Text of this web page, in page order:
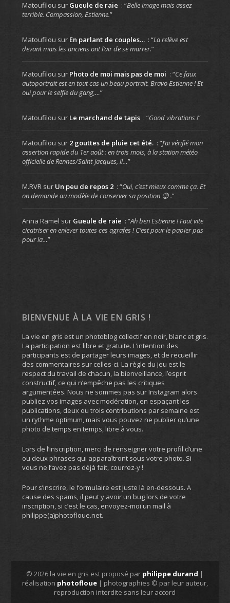
Matoufilou sur Gueule de raie : “Belle image mais assez
terrible. Compassion, Estienne.”
Matoufilou sur En parlant de couples… : “La relève est
devant mais les anciens ont l’air de se marrer.”
Matoufilou sur Photo de moi mais pas de moi : “Ce faux
autoportrait est en tout cas un beau portrait. Bravo Estienne ! Et
oui pour le selfie du gang,…”
Matoufilou sur Le marchand de tapis : “Good vibrations !”
Matoufilou sur 2 gouttes de pluie cet été. : “J’ai vérifié mon
assertion rapide du 1er août : en trois mois, à la station météo
officielle de Rennes/Saint-Jacques, il…”
M.RVRsur Un peu de repos 2 : “Oui, c’est mieux comme ça. Et
on demande au modèle de conserver sa position 😉 .”
Anna Ramel sur Gueule de raie : “Ah ben Estienne ! Faut vite
cicatriser en enlever toutes ces agrafes ! C’est pour le papier pas
pour la…”
BIENVENUE À LA VIE EN GRIS !
La vie en gris est un photoblog collectif en noir, blanc et gris.
La participation est libre et gratuite. L’intention des
participants est de partager leurs images, et de recueillir
des commentaires sur celles-ci. La règle du jeu est le
respect du travail de chacun, la bienveillance, l’esprit
constructif, ce qui n’empêche pas les critiques
argumentées. Nous ne sommes pas sur Instagram alors
publiez vos images avec modération, en espaçant les
publications, deux ou trois contributions par semaine est
un rythme optimum, mais vous pouvez ne publier qu’une
photo de temps en temps, libre à vous.
Lors de l’inscription, merci de renseigner votre profil d’une
ou deux phrases qui apparaîtront sous votre photo. Si
vous ne l’avez pas déjà fait, courrez-y !
Pour s’inscrire, le formulaire est juste là en-dessous. A
cause des spams, il peut y avoir un bug lors de votre
inscription, si c’est le cas, envoyez-moi un mail à
philippe(a)photofloue.net.
© 2026 la vie en gris est proposé par philippe durand |
réalisation photofloue| photographies © par leur auteur,
reproduction interdite sans leur accord